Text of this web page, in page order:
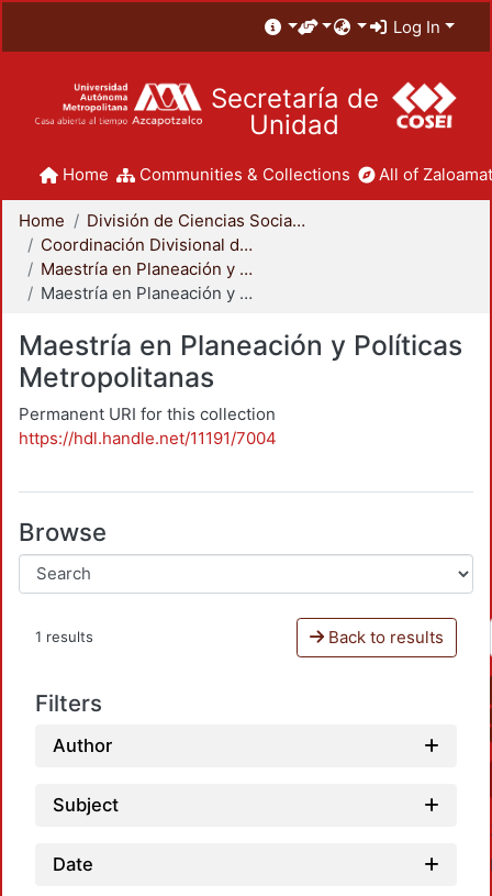
Log In
Secretaría de
Unidad
Home Communities & Collections All of
Home
División de Ciencias Sociales y Humanidades
Coordinación Divisional de Posgrado
Maestría en Planeación y Políticas Metropolitanas
Maestría en Planeación y Políticas Metropolitanas
Maestría en Planeación y Políticas
Metropolitanas
Permanent URI for this collection
https://hdl.handle.net/11191/7004
Browse
1 results Back to results
Filters
Author
Subject
Date